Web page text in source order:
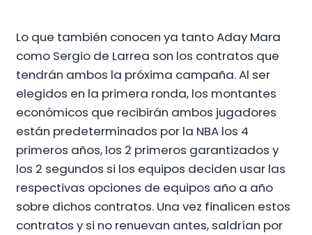
Lo que también conocen ya tanto Aday Mara
como Sergio de Larrea son los contratos que
tendrán ambos la próxima campaña. Al ser
elegidos en la primera ronda, los montantes
económicos que recibirán ambos jugadores
están predeterminados por la NBA los 4
primeros años, los 2 primeros garantizados y
los 2 segundos si los equipos deciden usar las
respectivas opciones de equipos año a año
sobre dichos contratos. Una vez finalicen estos
contratos y si no renuevan antes, saldrían por